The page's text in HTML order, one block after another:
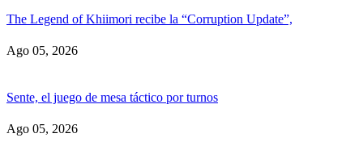
The Legend of Khiimori recibe la “Corruption Update”,
Ago 05, 2026
Sente, el juego de mesa táctico por turnos
Ago 05, 2026